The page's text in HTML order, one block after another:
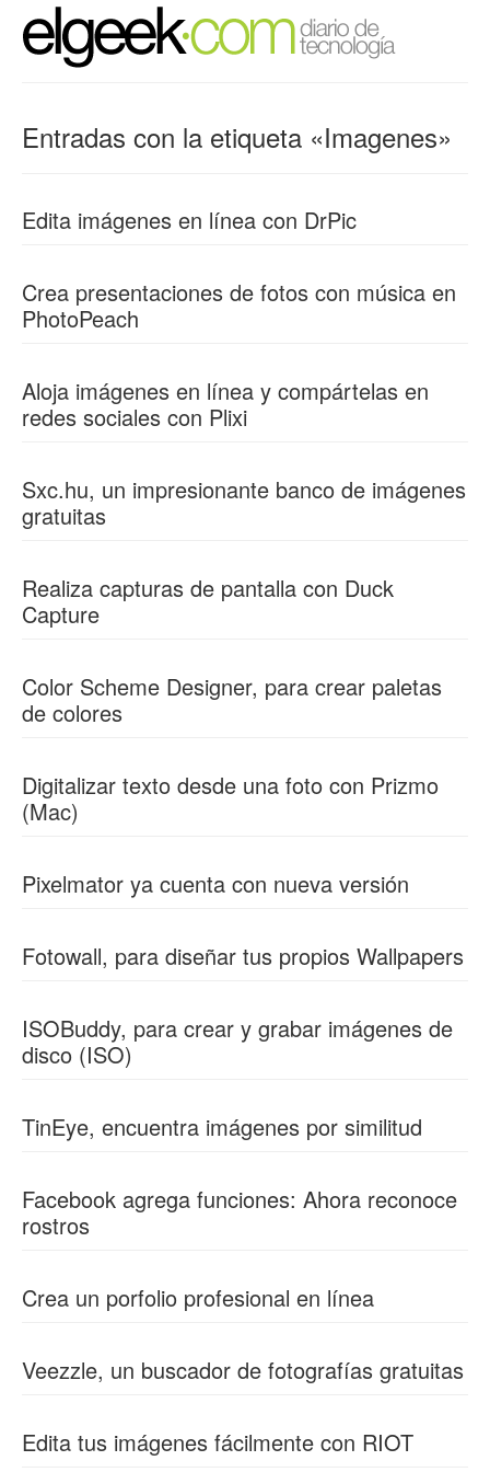
Entradas con la etiqueta «Imagenes»
Edita imágenes en línea con DrPic
Crea presentaciones de fotos con música en
PhotoPeach
Aloja imágenes en línea y compártelas en
redes sociales con Plixi
Sxc.hu, un impresionante banco de imágenes
gratuitas
Realiza capturas de pantalla con Duck
Capture
Color Scheme Designer, para crear paletas
de colores
Digitalizar texto desde una foto con Prizmo
(Mac)
Pixelmator ya cuenta con nueva versión
Fotowall, para diseñar tus propios Wallpapers
ISOBuddy, para crear y grabar imágenes de
disco (ISO)
TinEye, encuentra imágenes por similitud
Facebook agrega funciones: Ahora reconoce
rostros
Crea un porfolio profesional en línea
Veezzle, un buscador de fotografías gratuitas
Edita tus imágenes fácilmente con RIOT